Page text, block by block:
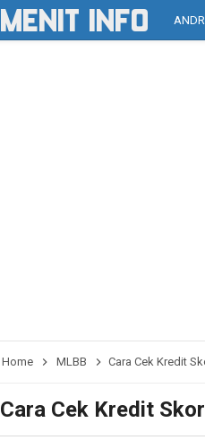
Home MLBB Cara Cek Kredit
Cara Cek Kredit